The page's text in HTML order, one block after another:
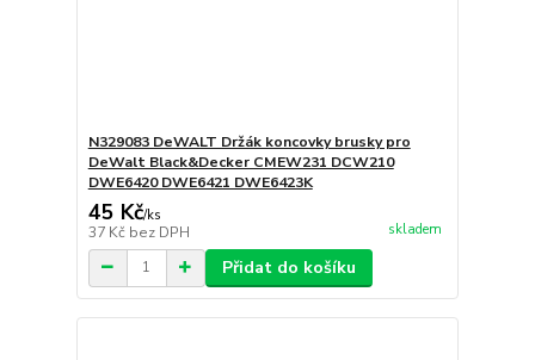
N329083 DeWALT Držák koncovky brusky pro
DeWalt Black&Decker CMEW231 DCW210
DWE6420 DWE6421 DWE6423K
45 Kč/ks
37 Kč bez DPH skladem
Přidat do košíku